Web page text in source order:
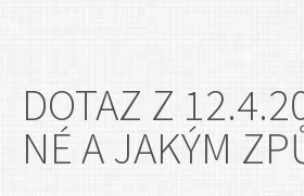
DOTAZ Z
NÉ A JAKÝM